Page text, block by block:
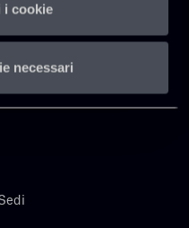
i cookie
necessari